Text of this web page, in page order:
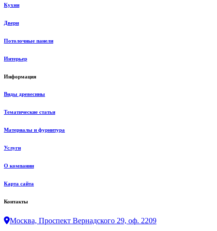
Кухни
Двери
Потолочные панели
Интерьер
Информация
Виды древесины
Тематические статьи
Материалы и фурнитура
Услуги
О компании
Карта сайта
Контакты
Москва, Проспект Вернадского 29, оф. 2209